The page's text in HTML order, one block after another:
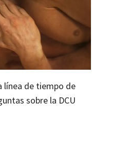
línea de tiempo de
sobre la DCU